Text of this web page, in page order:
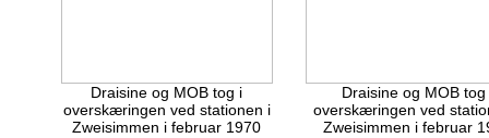
Draisine og MOB tog i
overskæringen ved stationen i
Zweisimmen i februar 1970
Draisine og MOB tog
overskæringen ved
Zweisimmen i februar